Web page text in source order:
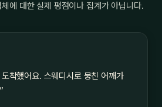
에 대한 실제 평점이나 집계가 아닙니다.
착했어요. 스웨디시로 뭉친 어깨가